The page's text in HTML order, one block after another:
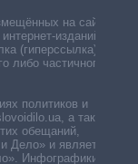
на сайте,
изданий —
(гиперссылка)
либо частичного
политиков и
а также
обещаний,
и является
Инфографики,